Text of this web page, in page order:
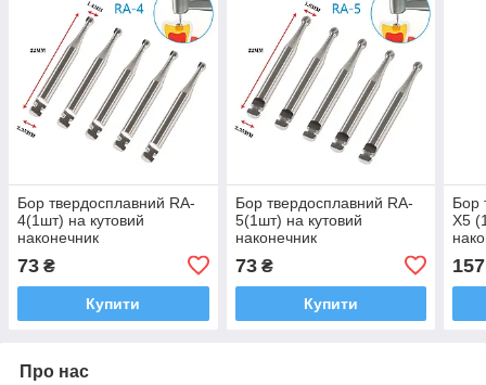
Бор твердосплавний RA-
4(1шт) на кутовий
наконечник
73 ₴
Купити
Бор твердосплавний RA-
5(1шт) на кутовий
наконечник
73₴
Купити
Бор
X5
157
Про нас